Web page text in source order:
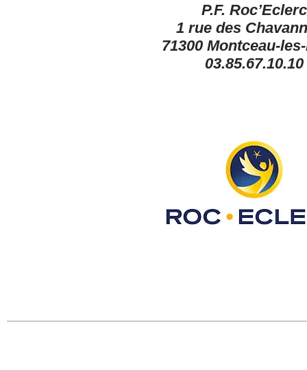
P.F. Roc’Eclerc
1 rue des
71300 Montceau-
03.85.67.10.10